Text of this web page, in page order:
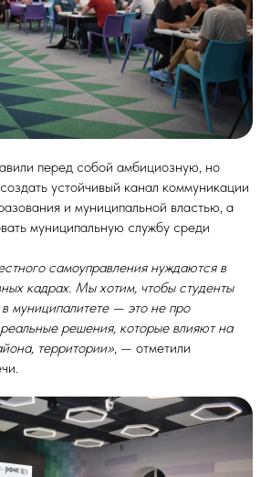
перед собой амбициозную, но
устойчивый канал коммуникации
и муниципальной властью, а
муниципальную службу среди
самоуправления нуждаются в
кадрах. Мы хотим, чтобы студенты
муниципалитете — это не про
решения, которые влияют на
территории», — отметили